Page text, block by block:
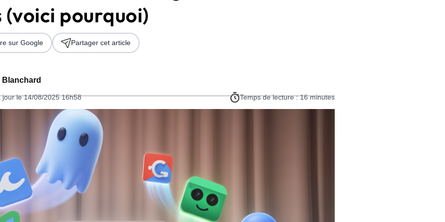
pourquoi)
Blanchard
jour le 14/08/2025 16h58 Temps de lecture : 16 minutes
sur Google Partager cet article